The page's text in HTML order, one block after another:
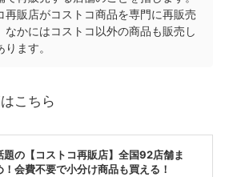
再販店がコストコ商品を専門に再販売
なかにはコストコ以外の商品も販売し
ます。
こちら
題の【コストコ再販店】全国92店舗ま
！会費不要で小分け商品も買える！